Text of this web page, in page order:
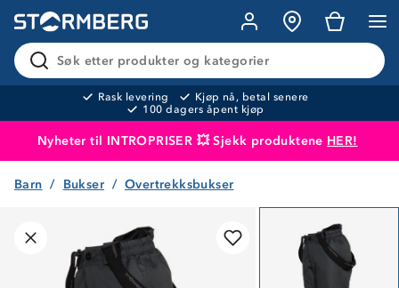
Søk etter produkter og kategorier
Rask levering
Kjøp nå, betal senere
100 dagers åpent kjøp
Nyheter til INTROPRISER 💥 Sjekk produktene HER!
Produktet er lagt i handlekurven
Barn Bukser Overtrekksbukser